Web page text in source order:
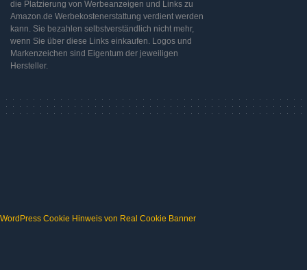
die Platzierung von Werbeanzeigen und Links zu
Amazon.de Werbekostenerstattung verdient werden
kann. Sie bezahlen selbstverständlich nicht mehr,
wenn Sie über diese Links einkaufen. Logos und
Markenzeichen sind Eigentum der jeweiligen
Hersteller.
WordPress Cookie Hinweis von Real Cookie Banner